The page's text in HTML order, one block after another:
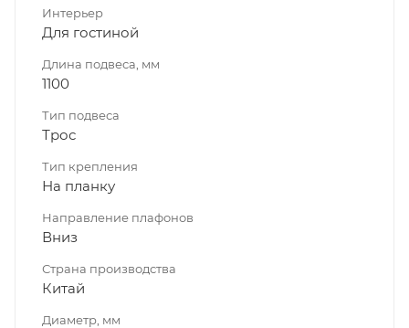
Интерьер
Для гостиной
Длина подвеса, мм
1100
Тип подвеса
Трос
Тип крепления
На планку
Направление плафонов
Вниз
Страна производства
Китай
Диаметр, мм